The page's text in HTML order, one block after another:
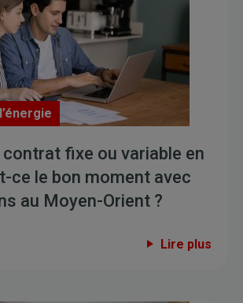
contrat fixe ou variable en
ce le bon moment avec
au Moyen-Orient ?
Lire plus